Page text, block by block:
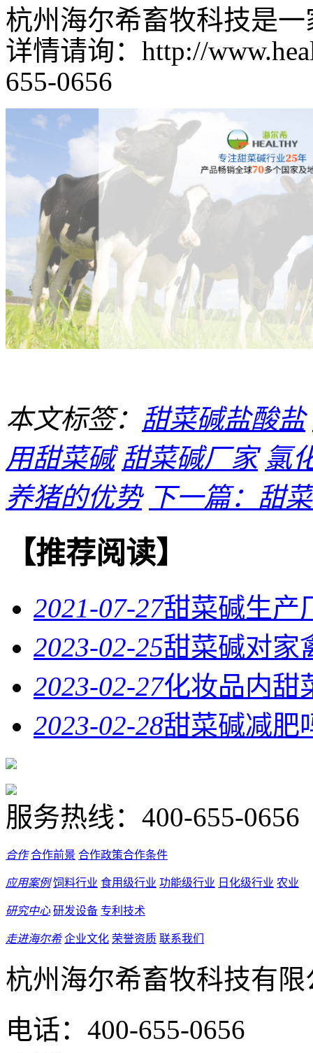
杭州海尔希畜牧科技是
详情请询：http://
655-0656
本文标签： 甜菜碱盐酸盐
用甜菜碱 甜菜碱厂家 氯
养猪的优势 下一篇：甜
【推荐阅读】
2021-07-27甜菜碱生产
2023-02-25甜菜碱对家
2023-02-27化妆品内甜
2023-02-28甜菜碱减肥
服务热线： 400-655-0656
合作 合作前景 合作政策合作条件
应用案例 饲料行业 食用级行业 功能级行业 日化级行业 农业
研究中心 研发设备 专利技术
走进海尔希 企业文化 荣誉资质 联系我们
杭州海尔希畜牧科技有限
电话：400-655-0656